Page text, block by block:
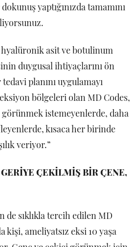
yaptığınızda tamamını
hyalüronik asit ve botulinum
duygusal ihtiyaçlarını ön
planını uygulamayı
bölgeleri olan MD Codes,
görünmek istemeyenlerde, daha
kısaca her birinde
veriyor.”
ÇEKİLMİŞ BİR ÇENE,
de sıklıkla tercih edilen MD
kişi, ameliyatsız eksi 10 yaşa